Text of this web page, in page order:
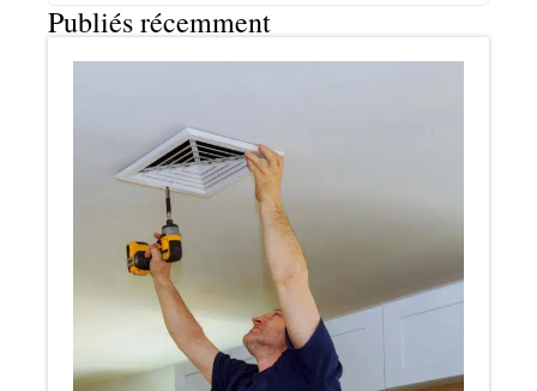
Publiés récemment